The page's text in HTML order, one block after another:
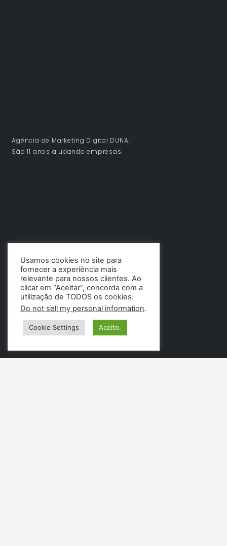
Agência de Marketing Digital DUNA.
São 11 anos ajudando empresas.
Usamos cookies no site para
fornecer a experiência mais
relevante para nossos clientes. Ao
clicar em “Aceitar”, concorda com a
utilização de TODOS os cookies.
Do not sell my personal information.
Cookie Settings Aceito.